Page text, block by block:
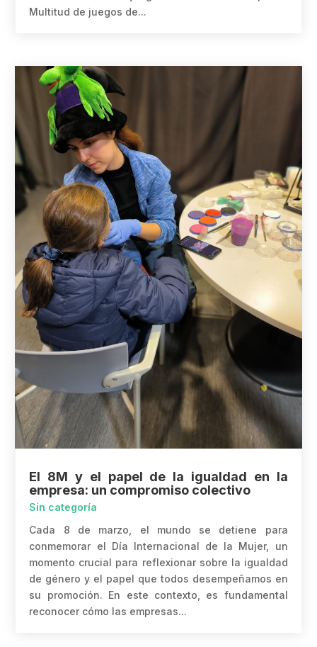
Multitud de juegos de...
El 8M y el papel de la igualdad en la
empresa: un compromiso colectivo
Sin categoría
Cada 8 de marzo, el mundo se detiene para
conmemorar el Día Internacional de la Mujer, un
momento crucial para reflexionar sobre la igualdad
de género y el papel que todos desempeñamos en
su promoción. En este contexto, es fundamental
reconocer cómo las empresas...